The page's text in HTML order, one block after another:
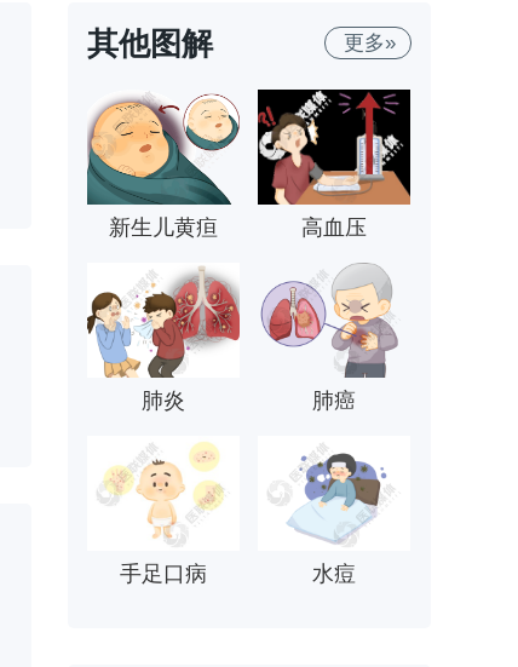
其他图解 更多»
新生儿黄疸 高血压
肺炎 肺癌
手足口病 水痘